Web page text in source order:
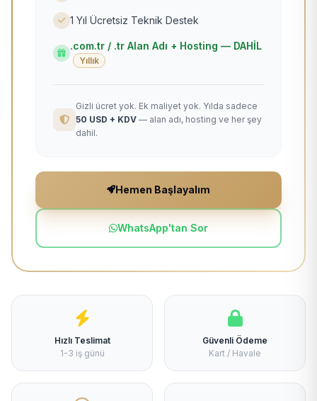
1 Yıl Ücretsiz Teknik Destek
.com.tr / .tr Alan Adı + Hosting — DAHİL
Yıllık
Gizli ücret yok. Ek maliyet yok. Yılda sadece
50 USD + KDV — alan adı, hosting ve her şey
dahil.
Hemen Başlayalım
WhatsApp'tan Sor
Hızlı Teslimat
1-3 iş günü
Güvenli Ödeme
Kart / Havale